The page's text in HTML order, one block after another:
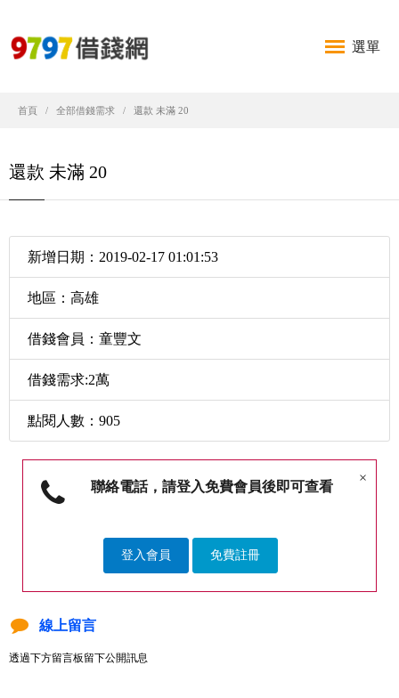
選單
首頁 全部借錢需求 還款 未滿 20
還款 未滿 20
新增日期：2019-02-17 01:01:53
地區：高雄
借錢會員：童豐文
借錢需求:2萬
點閱人數：905
×
聯絡電話，請登入免費會員後即可查看
登入會員 免費註冊
線上留言
透過下方留言板留下公開訊息